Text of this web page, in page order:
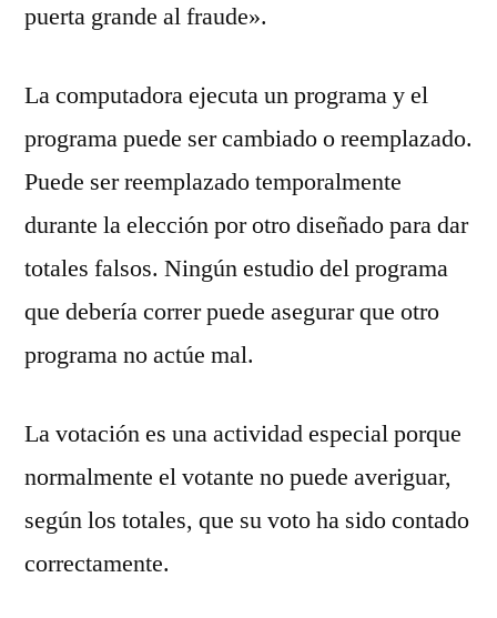
puerta grande al fraude».
La computadora ejecuta un programa y el
programa puede ser cambiado o reemplazado.
Puede ser reemplazado temporalmente
durante la elección por otro diseñado para dar
totales falsos. Ningún estudio del programa
que debería correr puede asegurar que otro
programa no actúe mal.
La votación es una actividad especial porque
normalmente el votante no puede averiguar,
según los totales, que su voto ha sido contado
correctamente.